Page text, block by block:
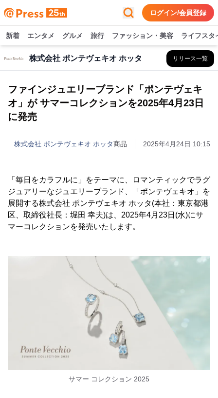
ログイン/会員登録
新着 エンタメ グルメ 旅行 ファッション・美容 ライフスタ
株式会社 ポンテヴェキオ ホッタ リリース一覧
ファインジュエリーブランド「ポンテヴェキ
オ」が サマーコレクションを2025年4月23日
に発売
株式会社 ポンテヴェキオ ホッタ商品 2025年4月24日 10:15
「毎日をカラフルに」をテーマに、ロマンティックでラグ
ジュアリーなジュエリーブランド、「ポンテヴェキオ」を
展開する株式会社 ポンテヴェキオ ホッタ(本社：東京都港
区、取締役社長：堀田 幸夫)は、2025年4月23日(水)にサ
マーコレクションを発売いたします。
サマー コレクション 2025